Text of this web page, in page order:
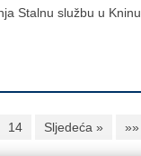
Stalnu službu u
14 Sljedeća » »»